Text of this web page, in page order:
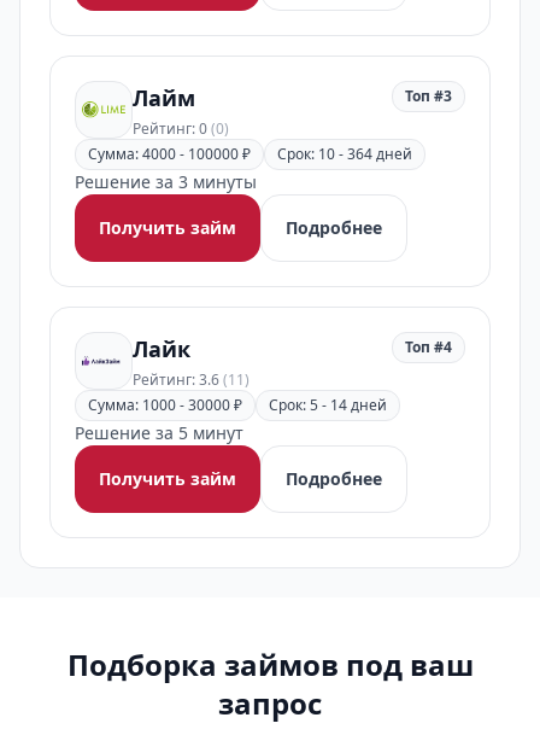
Лайм
Рейтинг: 0(0)
Топ #3
Сумма: 4000 - 100000 ₽ Срок: 10 - 364 дней
Решение за 3 минуты
Получить займ
Подробнее
Лайк
Рейтинг: 3.6(11)
Топ #4
Сумма: 1000 - 30000 ₽ Срок: 5 - 14 дней
Решение за 5 минут
Получить займ
Подробнее
Подборка займов под ваш
запрос